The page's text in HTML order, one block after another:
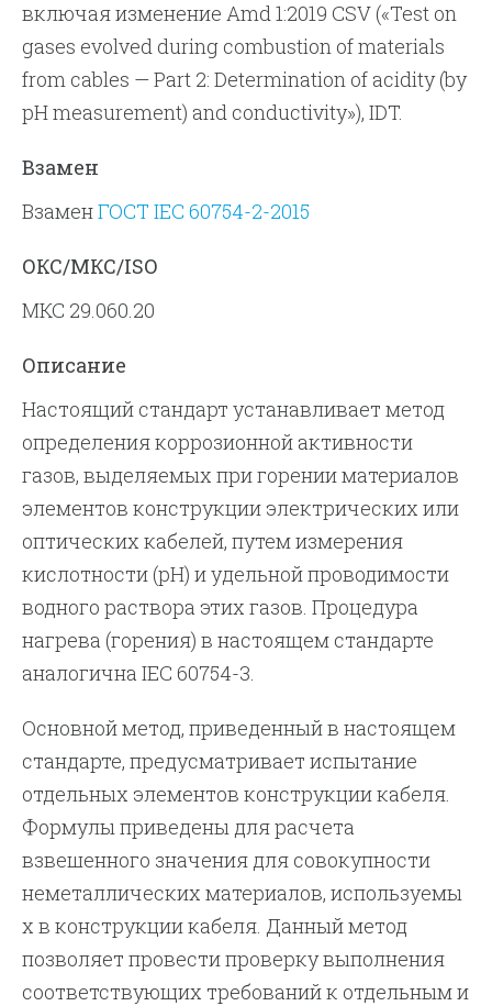
включая изменение Amd 1:2019 CSV («Test on
gases evolved during combustion of materials
from cables — Part 2: Determination of acidity (by
pH measurement) and conductivity»), IDT.
Взамен
ВзаменГОСТ IEC 60754-2-2015
ОКС/МКС/ISO
МКС 29.060.20
Описание
Настоящий стандарт устанавливает метод
определения коррозионной активности
газов, выделяемых при горении материалов
элементов конструкции электрических или
оптических кабелей, путем измерения
кислотности (pH) и удельной проводимости
водного раствора этих газов. Процедура
нагрева (горения) в настоящем стандарте
аналогична IEC 60754-3.
Основной метод, приведенный в настоящем
стандарте, предусматривает испытание
отдельных элементов конструкции кабеля.
Формулы приведены для расчета
взвешенного значения для совокупности
неметаллических материалов, используемы
х в конструкции кабеля. Данный метод
позволяет провести проверку выполнения
соответствующих требований к отдельным и